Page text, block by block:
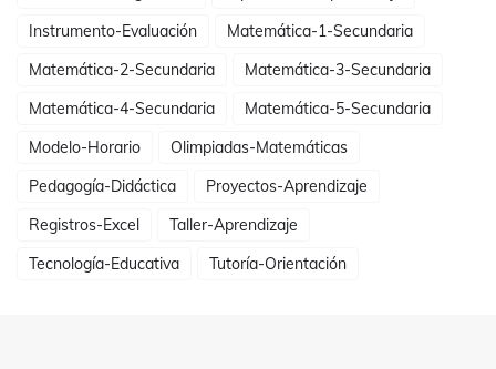
Instrumento-Evaluación
Matemática-1-Secundaria
Matemática-2-Secundaria
Matemática-3-Secundaria
Matemática-4-Secundaria
Matemática-5-Secundaria
Modelo-Horario
Olimpiadas-Matemáticas
Pedagogía-Didáctica
Proyectos-Aprendizaje
Registros-Excel
Taller-Aprendizaje
Tecnología-Educativa
Tutoría-Orientación